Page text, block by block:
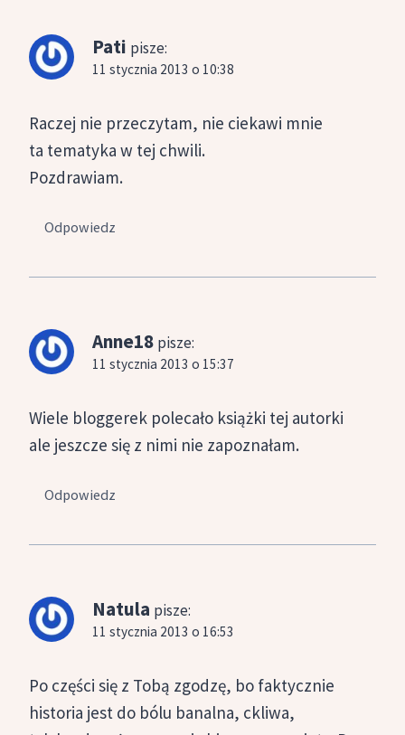
Pati pisze:
11 stycznia 2013 o 10:38
Raczej nie przeczytam, nie ciekawi mnie
ta tematyka w tej chwili.
Pozdrawiam.
Odpowiedz
Anne18 pisze:
11 stycznia 2013 o 15:37
Wiele bloggerek polecało książki tej autorki
ale jeszcze się z nimi nie zapoznałam.
Odpowiedz
Natula pisze:
11 stycznia 2013 o 16:53
Po części się z Tobą zgodzę, bo faktycznie
historia jest do bólu banalna, ckliwa,